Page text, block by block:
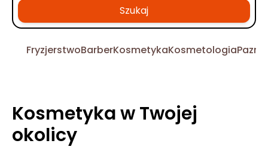
Szukaj
FryzjerstwoBarberKosmetykaKosmetologia
Kosmetyka w Twojej
okolicy